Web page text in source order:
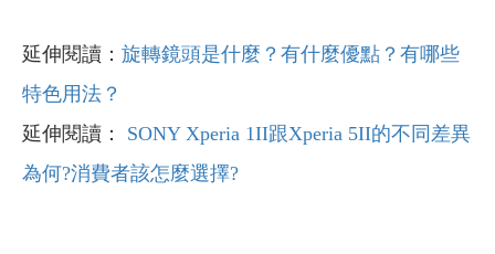
延伸閱讀： 旋轉鏡頭是什麼？有什麼優點？有哪些
特色用法？
延伸閱讀：
SONY Xperia 1II跟Xperia 5II的不同差異
為何?消費者該怎麼選擇?